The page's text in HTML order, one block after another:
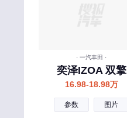
· 一汽丰田 ·
奕泽IZOA 双擎
16.98-18.98万
参数 图片
小米汽车
小鹏汽车